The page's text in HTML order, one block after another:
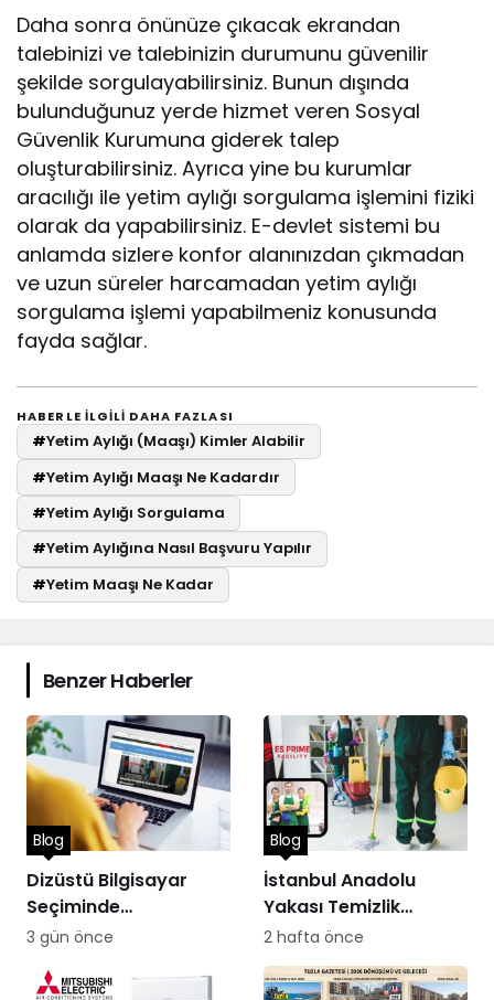
Daha sonra önünüze çıkacak ekrandan
talebinizi ve talebinizin durumunu güvenilir
şekilde sorgulayabilirsiniz. Bunun dışında
bulunduğunuz yerde hizmet veren Sosyal
Güvenlik Kurumuna giderek talep
oluşturabilirsiniz. Ayrıca yine bu kurumlar
aracılığı ile yetim aylığı sorgulama işlemini fiziki
olarak da yapabilirsiniz. E-devlet sistemi bu
anlamda sizlere konfor alanınızdan çıkmadan
ve uzun süreler harcamadan yetim aylığı
sorgulama işlemi yapabilmeniz konusunda
fayda sağlar.
HABERLE ILGILI DAHA FAZLASI
#Yetim Aylığı (Maaşı) Kimler Alabilir
#Yetim Aylığı Maaşı Ne Kadardır
#Yetim Aylığı Sorgulama
#Yetim Aylığına Nasıl Başvuru Yapılır
#Yetim Maaşı Ne Kadar
Benzer Haberler
Dizüstü Bilgisayar
Seçiminde
Performans
Blog
3 gün önce
İstanbul Anadolu
Yakası Temizlik
Hizmetleri
Blog
2 hafta önce